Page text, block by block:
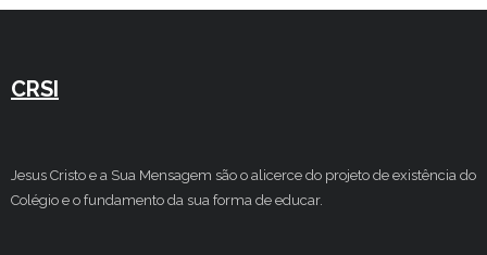
CRSI
Jesus Cristo e a Sua Mensagem são o alicerce do projeto de existência do
Colégio e o fundamento da sua forma de educar.